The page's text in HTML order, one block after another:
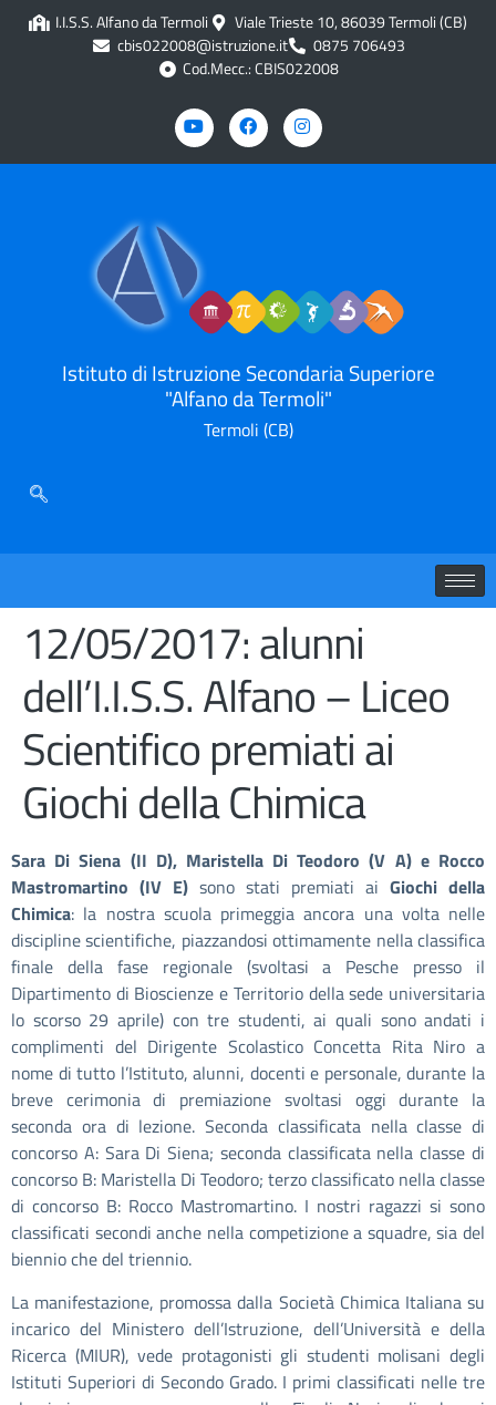
contenutoI.I.S.S. Alfano da Termoli
Viale Trieste 10, 86039 Termoli (CB)
cbis022008@istruzione.it
0875 706493
Cod.Mecc.: CBIS022008
Istituto di Istruzione Secondaria Superiore
"Alfano da Termoli"
Termoli (CB)
12/05/2017: alunni
dell’I.I.S.S. Alfano – Liceo
Scientifico premiati ai
Giochi della Chimica
Sara Di Siena (II D), Maristella Di Teodoro (V A) e Rocco
Mastromartino (IV E) sono stati premiati ai Giochi della
Chimica: la nostra scuola primeggia ancora una volta nelle
discipline scientifiche, piazzandosi ottimamente nella classifica
finale della fase regionale (svoltasi a Pesche presso il
Dipartimento di Bioscienze e Territorio della sede universitaria
lo scorso 29 aprile) con tre studenti, ai quali sono andati i
complimenti del Dirigente Scolastico Concetta Rita Niro a
nome di tutto l’Istituto, alunni, docenti e personale, durante la
breve cerimonia di premiazione svoltasi oggi durante la
seconda ora di lezione. Seconda classificata nella classe di
concorso A: Sara Di Siena; seconda classificata nella classe di
concorso B: Maristella Di Teodoro; terzo classificato nella classe
di concorso B: Rocco Mastromartino. I nostri ragazzi si sono
classificati secondi anche nella competizione a squadre, sia del
biennio che del triennio.
La manifestazione, promossa dalla Società Chimica Italiana su
incarico del Ministero dell’Istruzione, dell’Università e della
Ricerca (MIUR), vede protagonisti gli studenti molisani degli
Istituti Superiori di Secondo Grado. I primi classificati nelle tre